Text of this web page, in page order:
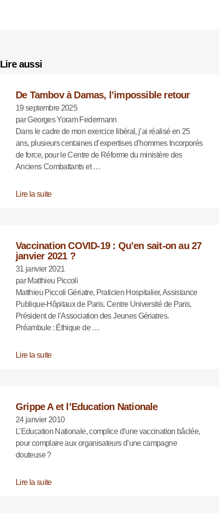
Lire aussi
De Tambov à Damas, l’impossible retour
19 septembre 2025
par Georges Yoram Federmann
Dans le cadre de mon exercice libéral, j’ai réalisé en 25
ans, plusieurs centaines d’expertises d’hommes Incorporés
de force, pour le Centre de Réforme du ministère des
Anciens Combattants et …
Lire la suite
Vaccination COVID-19 : Qu’en sait-on au 27
janvier 2021 ?
31 janvier 2021
par Matthieu Piccoli
Matthieu Piccoli Gériatre, Praticien Hospitalier, Assistance
Publique-Hôpitaux de Paris. Centre Université de Paris,
Président de l’Association des Jeunes Gériatres.
Préambule : Éthique de …
Lire la suite
Grippe A et l’Education Nationale
24 janvier 2010
L’Education Nationale, complice d’une vaccination bâclée,
pour complaire aux organisateurs d’une campagne
douteuse ?
Lire la suite